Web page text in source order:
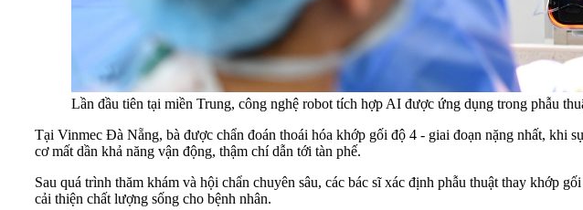
Lần đầu tiên tại miền Trung, công nghệ robot tích hợp AI được ứng dụng trong phẫu
Tại Vinmec Đà Nẵng, bà được chẩn đoán thoái hóa khớp gối độ 4 - giai đoạn nặng nhất, khi
cơ mất dần khả năng vận động, thậm chí dẫn tới tàn phế.
Sau quá trình thăm khám và hội chẩn chuyên sâu, các bác sĩ xác định phẫu thuật thay khớp
cải thiện chất lượng sống cho bệnh nhân.